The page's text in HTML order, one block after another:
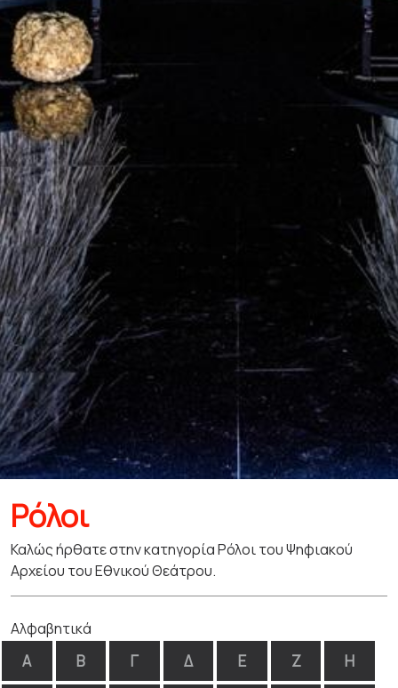
Ρόλοι
Καλώς ήρθατε στην κατηγορία Ρόλοι του Ψηφιακού
Αρχείου του Εθνικού Θεάτρου.
Αλφαβητικά
Α Β Γ Δ Ε Ζ Η